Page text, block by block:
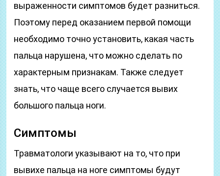
выраженности симптомов будет разниться.
Поэтому перед оказанием первой помощи
необходимо точно установить, какая часть
пальца нарушена, что можно сделать по
характерным признакам. Также следует
знать, что чаще всего случается вывих
большого пальца ноги.
Симптомы
Травматологи указывают на то, что при
вывихе пальца на ноге симптомы будут